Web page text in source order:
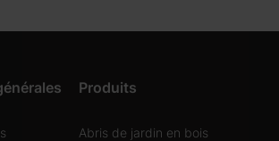
Produits
Abris de jardin en bois